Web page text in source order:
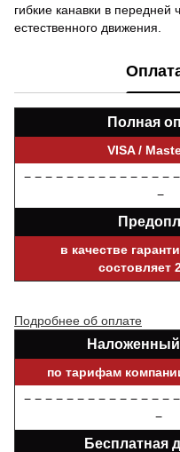
гибкие канавки в передней
естественного движения.
Полная
VISA /
− − − − − − − − − − − − − −
−
в качестве
состовляет
Подробнее об оплате
по тарифам
− − − − − − − − − − − − − −
−
Бесплатная